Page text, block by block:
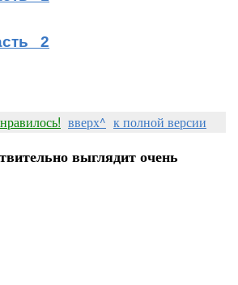
2
вверх^ к полной версии
выглядит очень